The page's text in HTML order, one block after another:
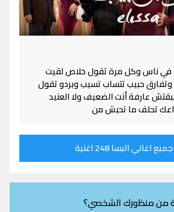
في ناس وكل مرة تقول خلاص لقيت
وتفارق حبيب تتساب تسيب وبردو تقول
عارفة أنت الضعيف ولا العنيد
تحلف ما تحبش من
اغاني اليسا 248 اغنية
من منظورك الشخصي؟